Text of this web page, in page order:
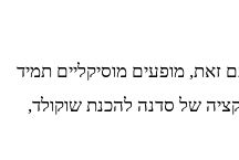
זאת, מופעים מוסיקליים תמיד
של סדנה להכנת שוקולד,